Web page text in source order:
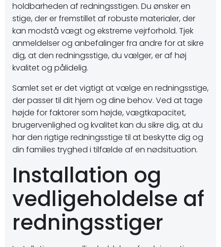
holdbarheden af redningsstigen. Du ønsker en
stige, der er fremstillet af robuste materialer, der
kan modstå vægt og ekstreme vejrforhold. Tjek
anmeldelser og anbefalinger fra andre for at sikre
dig, at den redningsstige, du vælger, er af høj
kvalitet og pålidelig.
Samlet set er det vigtigt at vælge en redningsstige,
der passer til dit hjem og dine behov. Ved at tage
højde for faktorer som højde, vægtkapacitet,
brugervenlighed og kvalitet kan du sikre dig, at du
har den rigtige redningsstige til at beskytte dig og
din families tryghed i tilfælde af en nødsituation.
Installation og
vedligeholdelse af
redningsstiger